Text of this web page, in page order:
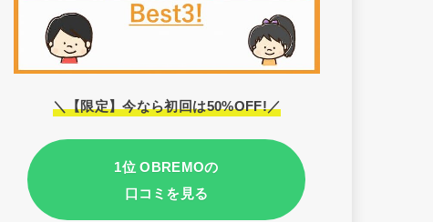
＼【限定】今なら初回は50%OFF!／
1位 OBREMOの
口コミを見る